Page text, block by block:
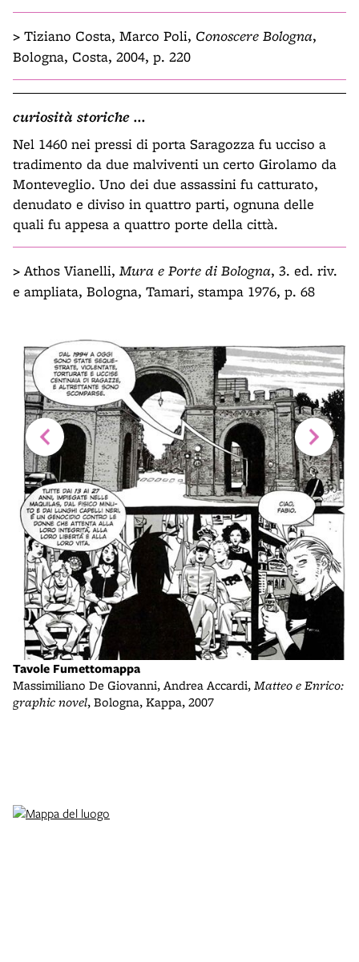
> Tiziano Costa, Marco Poli, Conoscere Bologna,
Bologna, Costa, 2004, p. 220
curiosità storiche ...
Nel 1460 nei pressi di porta Saragozza fu ucciso a
tradimento da due malviventi un certo Girolamo da
Monteveglio. Uno dei due assassini fu catturato,
denudato e diviso in quattro parti, ognuna delle
quali fu appesa a quattro porte della città.
> Athos Vianelli, Mura e Porte di Bologna, 3. ed. riv.
e ampliata, Bologna, Tamari, stampa 1976, p. 68
Tavole Fumettomappa
Massimiliano De Giovanni, Andrea Accardi,Matteo e Enrico:
graphic novel, Bologna, Kappa, 2007